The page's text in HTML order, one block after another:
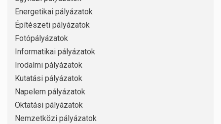
Energetikai pályázatok
Építészeti pályázatok
Fotópályázatok
Informatikai pályázatok
Irodalmi pályázatok
Kutatási pályázatok
Napelem pályázatok
Oktatási pályázatok
Nemzetközi pályázatok